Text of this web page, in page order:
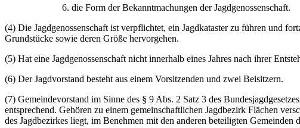
6. die Form der Bekanntmachungen der Jagdgenossenschaft.
(4) Die Jagdgenossenschaft ist verpflichtet, ein Jagdkataster zu führen und
Grundstücke sowie deren Größe hervorgehen.
(5) Hat eine Jagdgenossenschaft nicht innerhalb eines Jahres nach ihrer
(6) Der Jagdvorstand besteht aus einem Vorsitzenden und zwei Beisitzern.
(7) Gemeindevorstand im Sinne des § 9 Abs. 2 Satz 3 des
entsprechend. Gehören zu einem gemeinschaftlichen Jagdbezirk Flächen
des Jagdbezirkes liegt, im Benehmen mit den anderen beteiligten